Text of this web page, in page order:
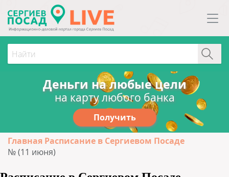
Деньги на любые цели
на карту любого банка
Получить
Главная Расписание в Сергиевом Посаде
№ (11 июня)